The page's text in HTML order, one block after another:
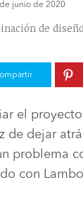
junio de 2020
de
el
de dejar
problema
con